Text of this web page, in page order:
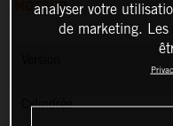
MOTEUR
Cylindrée
analyser votre
de marketing.